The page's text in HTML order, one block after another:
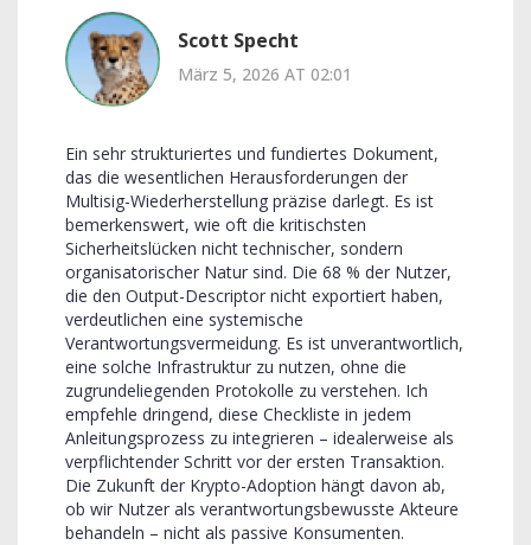
Scott Specht
März 5, 2026 AT 02:01
Ein sehr strukturiertes und fundiertes Dokument,
das die wesentlichen Herausforderungen der
Multisig-Wiederherstellung präzise darlegt. Es ist
bemerkenswert, wie oft die kritischsten
Sicherheitslücken nicht technischer, sondern
organisatorischer Natur sind. Die 68 % der Nutzer,
die den Output-Descriptor nicht exportiert haben,
verdeutlichen eine systemische
Verantwortungsvermeidung. Es ist unverantwortlich,
eine solche Infrastruktur zu nutzen, ohne die
zugrundeliegenden Protokolle zu verstehen. Ich
empfehle dringend, diese Checkliste in jedem
Anleitungsprozess zu integrieren – idealerweise als
verpflichtender Schritt vor der ersten Transaktion.
Die Zukunft der Krypto-Adoption hängt davon ab,
ob wir Nutzer als verantwortungsbewusste Akteure
behandeln – nicht als passive Konsumenten.